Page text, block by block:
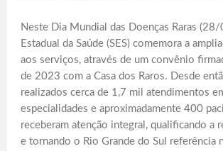
Neste Dia Mundial das Doenças Raras (28/
Estadual da Saúde (SES) comemora a
aos serviços, através de um convênio
de 2023 com a Casa dos Raros. Desde
realizados cerca de 1,7 mil atendimentos
especialidades e aproximadamente 400
receberam atenção integral, qualificando a
e tornando o Rio Grande do Sul referência